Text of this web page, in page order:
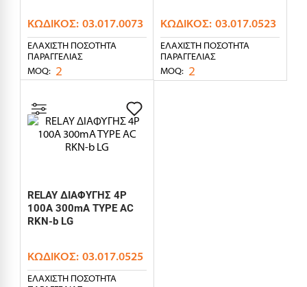
ΚΩΔΙΚΌΣ: 03.017.0073
ΕΛΆΧΙΣΤΗ ΠΟΣΌΤΗΤΑ
ΠΑΡΑΓΓΕΛΊΑΣ
MOQ: 2
ΚΩΔΙΚΌΣ: 03.017.0523
ΕΛΆΧΙΣΤΗ ΠΟΣΌΤΗΤΑ
ΠΑΡΑΓΓΕΛΊΑΣ
MOQ: 2
RELAY ΔΙΑΦΥΓΗΣ 4P
100A 300mA TYPE AC
RKN-b LG
ΚΩΔΙΚΌΣ: 03.017.0525
ΕΛΆΧΙΣΤΗ ΠΟΣΌΤΗΤΑ